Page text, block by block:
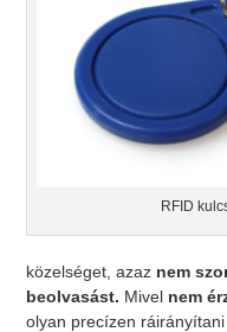
RFID
közelséget, azaz nem
beolvasást. Mivel nem
olyan precízen